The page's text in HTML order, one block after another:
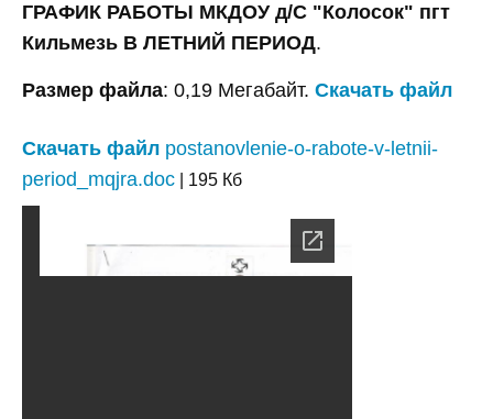
ГРАФИК РАБОТЫ МКДОУ д/С "Колосок" пгт
Кильмезь В ЛЕТНИЙ ПЕРИОД.
Размер файла: 0,19 Мегабайт. Скачать файл
Скачать файл postanovlenie-o-rabote-v-letnii-
period_mqjra.doc | 195 Кб